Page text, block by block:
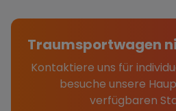
Traumsportwagen
Kontaktiere uns für
besuche unsere
verfügbaren